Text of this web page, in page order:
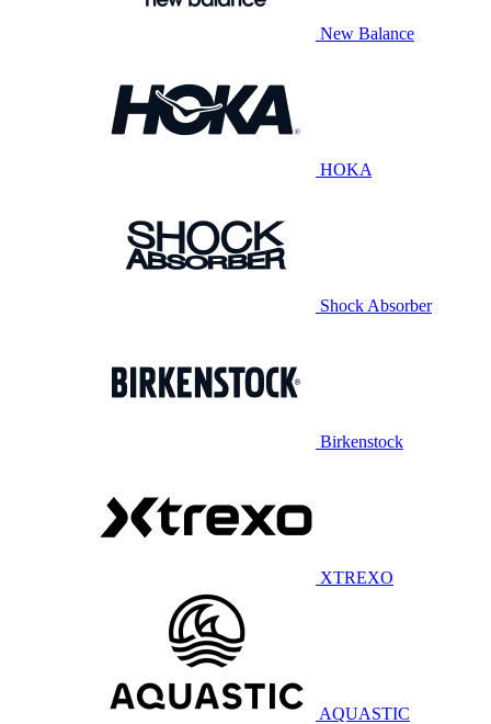
New Balance
HOKA
Shock Absorber
Birkenstock
XTREXO
AQUASTIC